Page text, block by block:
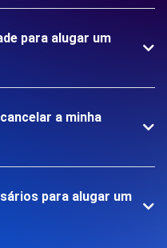
para alugar um
a minha
para alugar um